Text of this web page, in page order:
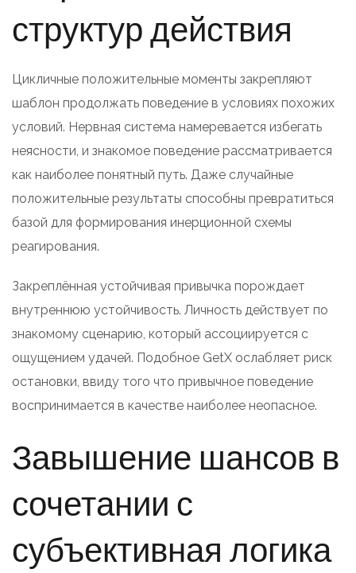
структур действия
Цикличные положительные моменты закрепляют
шаблон продолжать поведение в условиях похожих
условий. Нервная система намеревается избегать
неясности, и знакомое поведение рассматривается
как наиболее понятный путь. Даже случайные
положительные результаты способны превратиться
базой для формирования инерционной схемы
реагирования.
Закреплённая устойчивая привычка порождает
внутреннюю устойчивость. Личность действует по
знакомому сценарию, который ассоциируется с
ощущением удачей. Подобное GetX ослабляет риск
остановки, ввиду того что привычное поведение
воспринимается в качестве наиболее неопасное.
Завышение шансов в
сочетании с
субъективная логика